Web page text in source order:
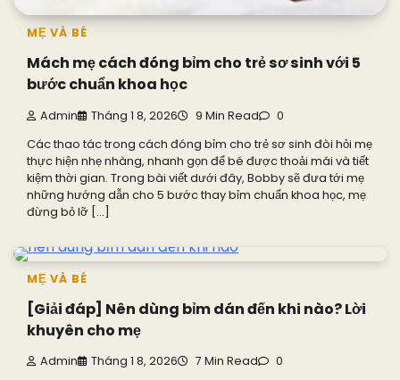
MẸ VÀ BÉ
Mách mẹ cách đóng bỉm cho trẻ sơ sinh với 5
bước chuẩn khoa học
Admin Tháng 1 8, 2026 9 Min Read 0
Các thao tác trong cách đóng bỉm cho trẻ sơ sinh đòi hỏi mẹ
thực hiện nhẹ nhàng, nhanh gọn để bé được thoải mái và tiết
kiệm thời gian. Trong bài viết dưới đây, Bobby sẽ đưa tới mẹ
những hướng dẫn cho 5 bước thay bỉm chuẩn khoa học, mẹ
đừng bỏ lỡ […]
MẸ VÀ BÉ
[Giải đáp] Nên dùng bỉm dán đến khi nào? Lời
khuyên cho mẹ
Admin Tháng 1 8, 2026 7 Min Read 0